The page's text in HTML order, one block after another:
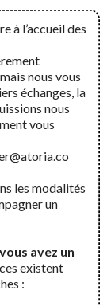
à l’accueil des
nous vous
échanges, la
nous
vous
les modalités
un
avez un
existent
: